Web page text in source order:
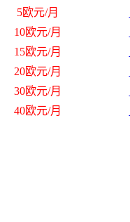
5欧元/月
10欧元/月
15欧元/月
20欧元/月
30欧元/月
40欧元/月